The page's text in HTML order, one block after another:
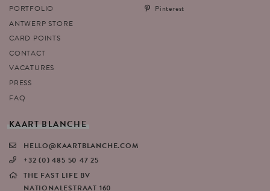
PORTFOLIO
ANTWERP STORE
CARD POINTS
CONTACT
VACATURES
PRESS
FAQ
Pinterest
KAART BLANCHE
HELLO@KAARTBLANCHE.COM
+32 (0) 485 50 47 25
THE FAST LIFE BV
NATIONALESTRAAT 160